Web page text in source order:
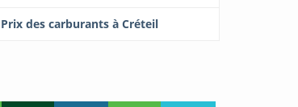
Prix des carburants à Créteil